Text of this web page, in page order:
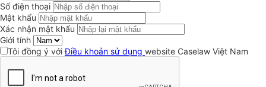
Số điện thoại
Mật khẩu
Xác nhận mật khẩu
Giới tính
Tôi đồng ý vớiĐiều khoản sử dụng website Caselaw Việt Nam